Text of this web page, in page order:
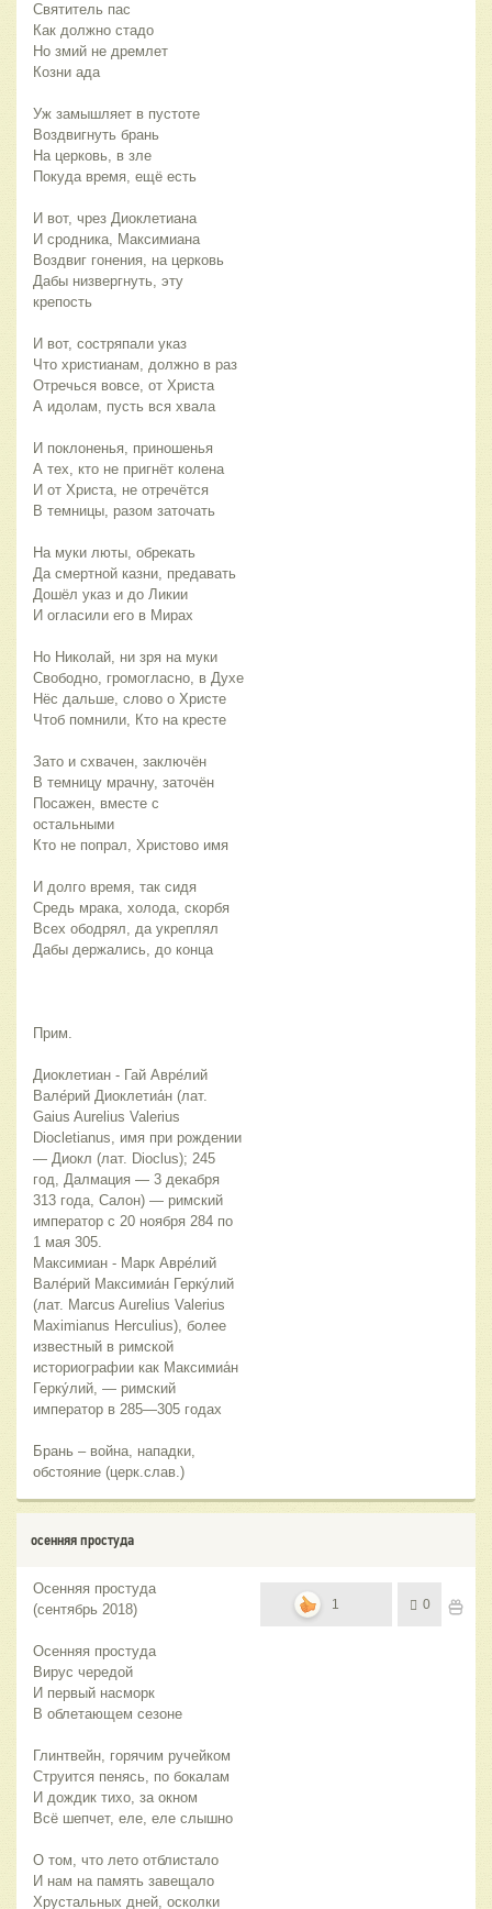
Святитель пас
Как должно стадо
Но змий не дремлет
Козни ада
Уж замышляет в пустоте
Воздвигнуть брань
На церковь, в зле
Покуда время, ещё есть
И вот, чрез Диоклетиана
И сродника, Максимиана
Воздвиг гонения, на церковь
Дабы низвергнуть, эту
крепость
И вот, состряпали указ
Что христианам, должно в раз
Отречься вовсе, от Христа
А идолам, пусть вся хвала
И поклоненья, приношенья
А тех, кто не пригнёт колена
И от Христа, не отречётся
В темницы, разом заточать
На муки люты, обрекать
Да смертной казни, предавать
Дошёл указ и до Ликии
И огласили его в Мирах
Но Николай, ни зря на муки
Свободно, громогласно, в Духе
Нёс дальше, слово о Христе
Чтоб помнили, Кто на кресте
Зато и схвачен, заключён
В темницу мрачну, заточён
Посажен, вместе с
остальными
Кто не попрал, Христово имя
И долго время, так сидя
Средь мрака, холода, скорбя
Всех ободрял, да укреплял
Дабы держались, до конца
Прим.
Диоклетиан - Гай Авре́лий
Вале́рий Диоклетиа́н (лат.
Gaius Aurelius Valerius
Diocletianus, имя при рождении
— Диокл (лат. Dioclus); 245
год, Далмация — 3 декабря
313 года, Салон) — римский
император с 20 ноября 284 по
1 мая 305.
Максимиан - Марк Авре́лий
Вале́рий Максимиа́н Герку́лий
(лат. Marcus Aurelius Valerius
Maximianus Herculius), более
известный в римской
историографии как Максимиа́н
Герку́лий, — римский
император в 285—305 годах
Брань – война, нападки,
обстояние (церк.слав.)
осенняя простуда
Осенняя простуда
(сентябрь 2018)
Осенняя простуда
Вирус чередой
И первый насморк
В облетающем сезоне
Глинтвейн, горячим ручейком
Струится пенясь, по бокалам
И дождик тихо, за окном
Всё шепчет, еле, еле слышно
О том, что лето отблистало
И нам на память завещало
Хрустальных дней, осколки
1 0